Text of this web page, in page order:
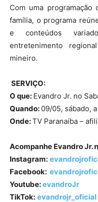
Com uma programação
família, o programa
e conteúdos
entretenimento
mineiro.
SERVIÇO:
O que: Evandro Jr. no
Quando: 09/05, sábado,
Onde:TV Paranaíba –
Acompanhe Evandro Jr.
Instagram:
Facebook:
Youtube:evandroJr
TikTok: evandrojr_oficial